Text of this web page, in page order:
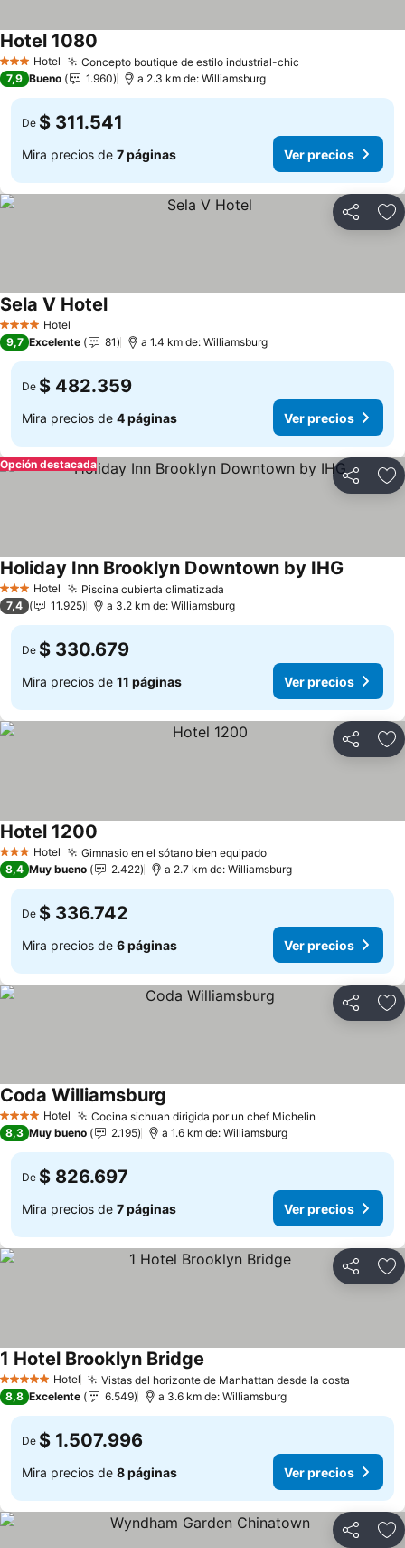
3 Estrellas
Hotel Concepto boutique de estilo industrial-chic
Hotel 1080
7,9 Bueno 1.960 a 2.3 km de: Williamsburg
De $ 311.541
Mira precios de 7 páginas Ver precios
Compartir
4 EstrellasHotel
Sela V Hotel
9,7 Excelente 81 a 1.4 km de: Williamsburg
De $ 482.359
Mira precios de 4 páginas Ver precios
Compartir
Opción destacada
3 Estrellas
Hotel Piscina cubierta climatizada
Holiday Inn Brooklyn Downtown by IHG
7,4 11.925 a 3.2 km de: Williamsburg
De $ 330.679
Mira precios de 11 páginas Ver precios
Compartir
3 Estrellas
Hotel Gimnasio en el sótano bien equipado
Hotel 1200
8,4 Muy bueno 2.422 a 2.7 km de: Williamsburg
De $ 336.742
Mira precios de 6 páginas Ver precios
Compartir
4 EstrellasHotel Cocina sichuan dirigida por un chef Michelin
Coda Williamsburg
8,3 Muy bueno 2.195 a 1.6 km de: Williamsburg
De $ 826.697
Mira precios de 7 páginas Ver precios
Compartir
5 Estrellas Hotel Vistas del horizonte de Manhattan desde la costa
1 Hotel Brooklyn Bridge
8,8 Excelente 6.549 a 3.6 km de: Williamsburg
De $ 1.507.996
Mira precios de 8 páginas Ver precios
Compartir